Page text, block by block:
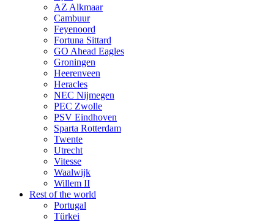
AZ Alkmaar
Cambuur
Feyenoord
Fortuna Sittard
GO Ahead Eagles
Groningen
Heerenveen
Heracles
NEC Nijmegen
PEC Zwolle
PSV Eindhoven
Sparta Rotterdam
Twente
Utrecht
Vitesse
Waalwijk
Willem II
Rest of the world
Portugal
Türkei